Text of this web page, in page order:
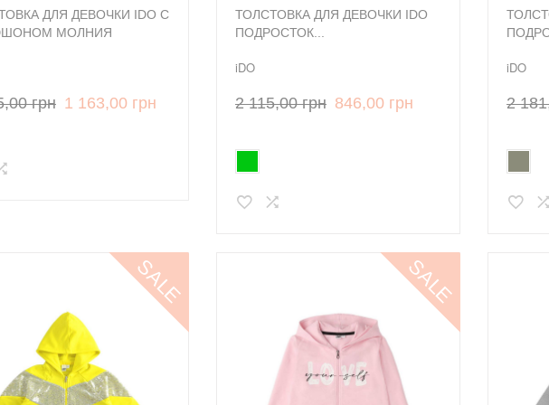
ДЛЯ ДЕВОЧКИ IDO С
МОЛНИЯ
грн 1 163,00 грн
ТОЛСТОВКА ДЛЯ ДЕВОЧКИ IDO
ПОДРОСТОК...
iDO
2 115,00 грн 846,00 грн
iDO
2
SALE SALE